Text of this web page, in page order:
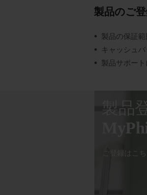
製品のご
製品の保証
キャッシュ
製品サポー
製品
ご登録はこ